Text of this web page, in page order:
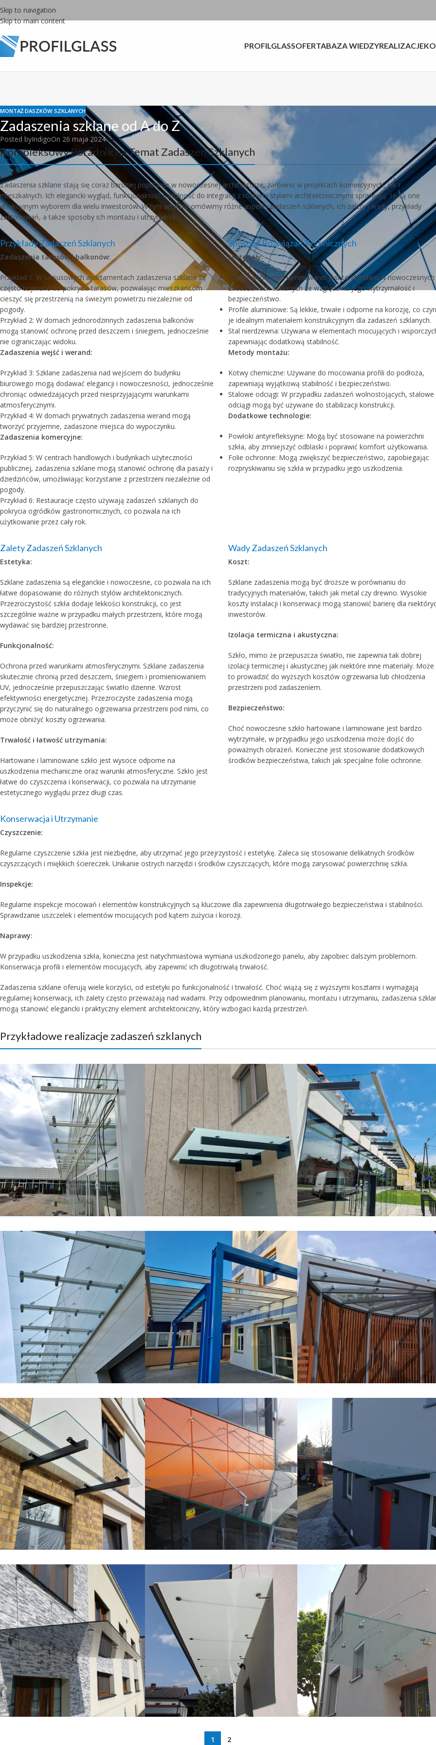
Skip to navigation
Skip to main content
PROFILGLASSOFERTABAZA WIEDZYREALIZACJE
MONTAŻ DASZKÓW SZKLANYCH
Zadaszenia szklane od A do Z
Posted byIndigoOn 26 maja 2024
Kompleksowy Poradnik na Temat Zadaszeń Szklanych
Zadaszenia szklane stają się coraz bardziej popularne w nowoczesnej architekturze, zarówno w projektach komercyjnych, jak i
mieszkalnych. Ich elegancki wygląd, funkcjonalność i zdolność do integracji z różnymi stylami architektonicznymi sprawiają, że są one
atrakcyjnym wyborem dla wielu inwestorów. W tym artykule omówimy różne aspekty zadaszeń szklanych, ich zalety i wady, przykłady
zastosowań, a także sposoby ich montażu i utrzymania.
Przykłady Zadaszeń Szklanych
Zadaszenia tarasów i balkonów:
Przykład 1: W luksusowych apartamentach zadaszenia szklane są
często używane do pokrycia tarasów, pozwalając mieszkańcom
cieszyć się przestrzenią na świeżym powietrzu niezależnie od
pogody.
Przykład 2: W domach jednorodzinnych zadaszenia balkonów
mogą stanowić ochronę przed deszczem i śniegiem, jednocześnie
nie ograniczając widoku.
Zadaszenia wejść i werand:
Przykład 3: Szklane zadaszenia nad wejściem do budynku
biurowego mogą dodawać elegancji i nowoczesności, jednocześnie
chroniąc odwiedzających przed niesprzyjającymi warunkami
atmosferycznymi.
Przykład 4: W domach prywatnych zadaszenia werand mogą
tworzyć przyjemne, zadaszone miejsca do wypoczynku.
Zadaszenia komercyjne:
Przykład 5: W centrach handlowych i budynkach użyteczności
publicznej, zadaszenia szklane mogą stanowić ochronę dla pasaży i
dziedzińców, umożliwiając korzystanie z przestrzeni niezależnie od
pogody.
Przykład 6: Restauracje często używają zadaszeń szklanych do
pokrycia ogródków gastronomicznych, co pozwala na ich
użytkowanie przez cały rok.
Sposoby Rozwiązań Technicznych
Materiały:
Szkło hartowane i laminowane: Jest to standard w nowoczesnych
zadaszeniach szklanych ze względu na jego wytrzymałość i
bezpieczeństwo.
Profile aluminiowe: Są lekkie, trwałe i odporne na korozję, co
je idealnym materiałem konstrukcyjnym dla zadaszeń szklanych.
Stal nierdzewna: Używana w elementach mocujących i
zapewniając dodatkową stabilność.
Metody montażu:
Kotwy chemiczne: Używane do mocowania profili do podłoża,
zapewniają wyjątkową stabilność i bezpieczeństwo.
Stalowe odciągi: W przypadku zadaszeń wolnostojących, stalowe
odciągi mogą być używane do stabilizacji konstrukcji.
Dodatkowe technologie:
Powłoki antyrefleksyjne: Mogą być stosowane na powierzchni
szkła, aby zmniejszyć odblaski i poprawić komfort użytkowania.
Folie ochronne: Mogą zwiększyć bezpieczeństwo, zapobiegając
rozpryskiwaniu się szkła w przypadku jego uszkodzenia.
Zalety Zadaszeń Szklanych
Estetyka:
Szklane zadaszenia są eleganckie i nowoczesne, co pozwala na ich
łatwe dopasowanie do różnych stylów architektonicznych.
Przezroczystość szkła dodaje lekkości konstrukcji, co jest
szczególnie ważne w przypadku małych przestrzeni, które mogą
wydawać się bardziej przestronne.
Funkcjonalność:
Ochrona przed warunkami atmosferycznymi. Szklane zadaszenia
skutecznie chronią przed deszczem, śniegiem i promieniowaniem
UV, jednocześnie przepuszczając światło dzienne. Wzrost
efektywności energetycznej. Przezroczyste zadaszenia mogą
przyczynić się do naturalnego ogrzewania przestrzeni pod nimi, co
może obniżyć koszty ogrzewania.
Trwałość i łatwość utrzymania:
Hartowane i laminowane szkło jest wysoce odporne na
uszkodzenia mechaniczne oraz warunki atmosferyczne. Szkło jest
łatwe do czyszczenia i konserwacji, co pozwala na utrzymanie
estetycznego wyglądu przez długi czas.
Wady Zadaszeń Szklanych
Koszt:
Szklane zadaszenia mogą być droższe w porównaniu do
tradycyjnych materiałów, takich jak metal czy drewno. Wysokie
koszty instalacji i konserwacji mogą stanowić barierę dla
inwestorów.
Izolacja termiczna i akustyczna:
Szkło, mimo że przepuszcza światło, nie zapewnia tak dobrej
izolacji termicznej i akustycznej jak niektóre inne materiały. Może
to prowadzić do wyższych kosztów ogrzewania lub chłodzenia
przestrzeni pod zadaszeniem.
Bezpieczeństwo:
Choć nowoczesne szkło hartowane i laminowane jest bardzo
wytrzymałe, w przypadku jego uszkodzenia może dojść do
poważnych obrażeń. Konieczne jest stosowanie dodatkowych
środków bezpieczeństwa, takich jak specjalne folie ochronne.
Konserwacja i Utrzymanie
Czyszczenie:
Regularne czyszczenie szkła jest niezbędne, aby utrzymać jego przejrzystość i estetykę. Zaleca się stosowanie delikatnych środków
czyszczących i miękkich ściereczek. Unikanie ostrych narzędzi i środków czyszczących, które mogą zarysować powierzchnię szkła.
Inspekcje:
Regularne inspekcje mocowań i elementów konstrukcyjnych są kluczowe dla zapewnienia długotrwałego bezpieczeństwa i stabilności.
Sprawdzanie uszczelek i elementów mocujących pod kątem zużycia i korozji.
Naprawy:
W przypadku uszkodzenia szkła, konieczna jest natychmiastowa wymiana uszkodzonego panelu, aby zapobiec dalszym problemom.
Konserwacja profili i elementów mocujących, aby zapewnić ich długotrwałą trwałość.
Zadaszenia szklane oferują wiele korzyści, od estetyki po funkcjonalność i trwałość. Choć wiążą się z wyższymi kosztami i wymagają
regularnej konserwacji, ich zalety często przeważają nad wadami. Przy odpowiednim planowaniu, montażu i utrzymaniu, zadaszenia
mogą stanowić elegancki i praktyczny element architektoniczny, który wzbogaci każdą przestrzeń.
Przykładowe realizacje zadaszeń szklanych
Daszki szklane
Zadaszenie szklane na belkach
– Warszawa
Daszki szklane
Daszek z matowego szkła –
Daszki szklane
Szklane zadaszenie sklepu –
łódź
Daszki szklane
Zadaszenie szklane rampy –
Kalisz
Daszki szklane
Daszek szklany na konstrukcji
stalowej w Warszawie
Daszki szklane
altanki – Kalisz
Daszki szklane
Daszek szklany montowany na
belkach – Łódź
Daszki szklane
Daszek szklany na odciągach –
Warszawa
Daszki szklane
Daszek szklany montowany na
belkach wspornikowych –
Warszawa
1 2